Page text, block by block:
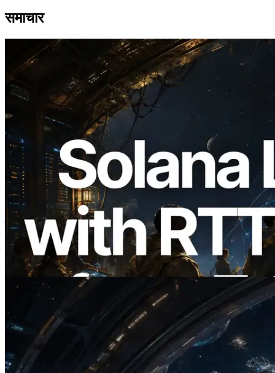
समाचार
2026.08.05
ERPC का Solana Leader Slot API अब 7
वैश्विक क्षेत्रों से ping मापता है — Validators
Information API भी लॉन्च
यह लेख पढ़ें